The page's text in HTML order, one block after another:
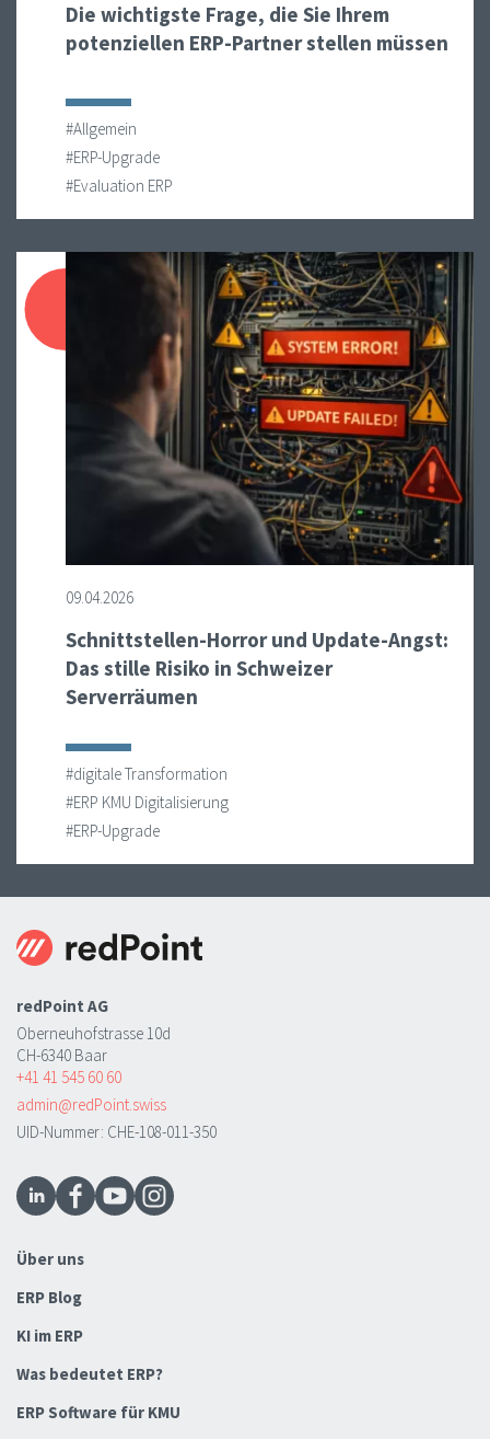
Die wichtigste Frage, die Sie Ihrem
potenziellen ERP-Partner stellen müssen
#Allgemein
#ERP-Upgrade
#Evaluation ERP
09.04.2026
Schnittstellen-Horror und Update-Angst:
Das stille Risiko in Schweizer
Serverräumen
#digitale Transformation
#ERP KMU Digitalisierung
#ERP-Upgrade
redPoint AG
Oberneuhofstrasse 10d
CH-6340 Baar
+41 41 545 60 60
admin@redPoint.swiss
UID-Nummer: CHE-108-011-350
Über uns
ERP Blog
KI im ERP
Was bedeutet ERP?
ERP Software für KMU